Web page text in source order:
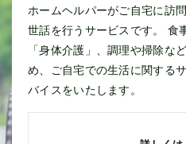
ホームヘルパーがご自宅に訪
世話を行うサービスです。 食
「身体介護」、調理や掃除な
め、ご自宅での生活に関する
バイスをいたします。